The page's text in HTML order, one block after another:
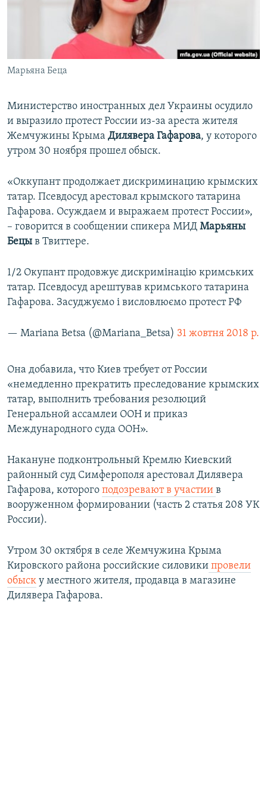
ПОБЕДИТЕЛЕЙ НЕ СУДЯТ?
КРЫМ.НЕПОКОРЕННЫЙ
УКРАИНСКАЯ ПРОБЛЕМА КРЫМА
ПРИСОЕДИНЯЙТЕСЬ!
Марьяна Беца
Министерство иностранных дел Украины осудило
и выразило протест России из-за ареста жителя
Жемчужины Крыма Дилявера Гафарова, у которого
утром 30 ноября прошел обыск.
«Оккупант продолжает дискриминацию крымских
татар. Псевдосуд арестовал крымского татарина
Гафарова. Осуждаем и выражаем протест России»,
– говорится в сообщении спикера МИД Марьяны
Бецы в Твиттере.
1/2 Окупант продовжує дискримінацію кримських
татар. Псевдосуд арештував кримського татарина
Гафарова. Засуджуємо і висловлюємо протест РФ
— Mariana Betsa (@Mariana_Betsa) 31 жовтня 2018 р.
Она добавила, что Киев требует от России
«немедленно прекратить преследование крымских
татар, выполнить требования резолюций
Генеральной ассамлеи ООН и приказ
Международного суда ООН».
Накануне подконтрольный Кремлю Киевский
районный суд Симферополя арестовал Дилявера
Гафарова, которого подозревают в участии в
вооруженном формировании (часть 2 статья 208 УК
России).​
Утром 30 октября в селе Жемчужина Крыма
Кировского района российские силовики провели
обыск у местного жителя, продавца в магазине
Дилявера Гафарова.